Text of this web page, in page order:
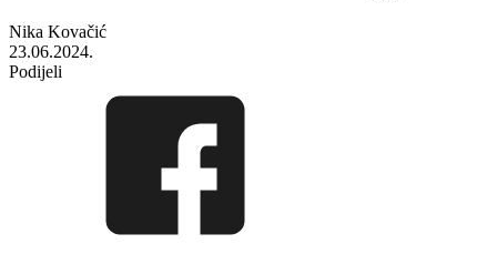
Nika Kovačić
23.06.2024.
Podijeli